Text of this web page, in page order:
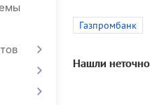
Газпромбанк
Нашли